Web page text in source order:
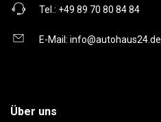
Tel.: +49 89 70 80 84 84
E-Mail: info@autohaus24.de
Über uns